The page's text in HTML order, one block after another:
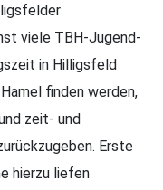
viele TBH-Jugend-
in Hilligsfeld
finden werden,
zeit- und
Erste
hierzu liefen